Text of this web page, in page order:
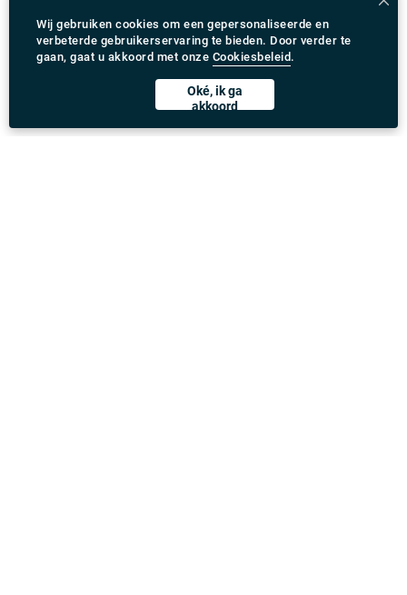
Wij gebruiken cookies om een gepersonaliseerde en
verbeterde gebruikerservaring te bieden. Door verder te
gaan, gaat u akkoord met onze Cookiesbeleid .
Oké, ik ga
akkoord